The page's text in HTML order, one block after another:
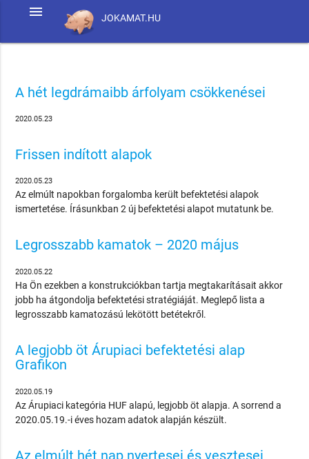
JOKAMAT.HU
menu
A hét legdrámaibb árfolyam csökkenései
2020.05.23
Frissen indított alapok
2020.05.23
Az elmúlt napokban forgalomba került befektetési alapok
ismertetése. Írásunkban 2 új befektetési alapot mutatunk be.
Legrosszabb kamatok – 2020 május
2020.05.22
Ha Ön ezekben a konstrukciókban tartja megtakarításait akkor
jobb ha átgondolja befektetési stratégiáját. Meglepő lista a
legrosszabb kamatozású lekötött betétekről.
A legjobb öt Árupiaci befektetési alap
Grafikon
2020.05.19
Az Árupiaci kategória HUF alapú, legjobb öt alapja. A sorrend a
2020.05.19.-i éves hozam adatok alapján készült.